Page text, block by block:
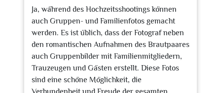
Ja, während des Hochzeitsshootings können
auch Gruppen- und Familienfotos gemacht
werden. Es ist üblich, dass der Fotograf neben
den romantischen Aufnahmen des Brautpaares
auch Gruppenbilder mit Familienmitgliedern,
Trauzeugen und Gästen erstellt. Diese Fotos
sind eine schöne Möglichkeit, die